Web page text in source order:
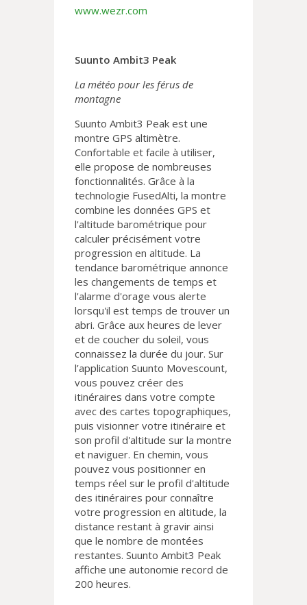
www.wezr.com
Suunto Ambit3 Peak
La météo pour les férus de
montagne
Suunto Ambit3 Peak est une
montre GPS altimètre.
Confortable et facile à utiliser,
elle propose de nombreuses
fonctionnalités. Grâce à la
technologie FusedAlti, la montre
combine les données GPS et
l'altitude barométrique pour
calculer précisément votre
progression en altitude. La
tendance barométrique annonce
les changements de temps et
l'alarme d'orage vous alerte
lorsqu'il est temps de trouver un
abri. Grâce aux heures de lever
et de coucher du soleil, vous
connaissez la durée du jour. Sur
l’application Suunto Movescount,
vous pouvez créer des
itinéraires dans votre compte
avec des cartes topographiques,
puis visionner votre itinéraire et
son profil d'altitude sur la montre
et naviguer. En chemin, vous
pouvez vous positionner en
temps réel sur le profil d'altitude
des itinéraires pour connaître
votre progression en altitude, la
distance restant à gravir ainsi
que le nombre de montées
restantes. Suunto Ambit3 Peak
affiche une autonomie record de
200 heures.